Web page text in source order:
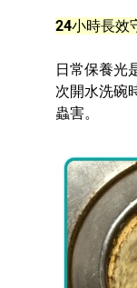
24小時長效
日常保養光
次開水洗碗
蟲害。